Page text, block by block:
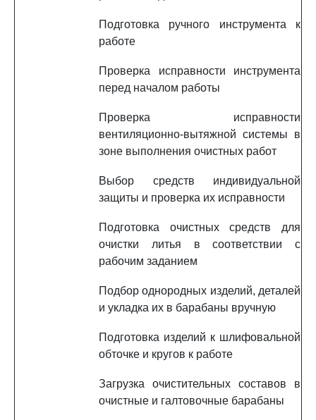
Подготовка ручного инструмента к
работе
Проверка исправности инструмента
перед началом работы
Проверка исправности
вентиляционно-вытяжной системы в
зоне выполнения очистных работ
Выбор средств индивидуальной
защиты и проверка их исправности
Подготовка очистных средств для
очистки литья в соответствии с
рабочим заданием
Подбор однородных изделий, деталей
и укладка их в барабаны вручную
Подготовка изделий к шлифовальной
обточке и кругов к работе
Загрузка очистительных составов в
очистные и галтовочные барабаны